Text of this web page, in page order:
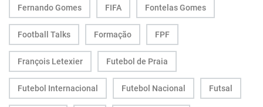
Fernando Gomes FIFA Fontelas Gomes
Football Talks Formação FPF
François Letexier Futebol de Praia
Futebol Internacional Futebol Nacional Futsal